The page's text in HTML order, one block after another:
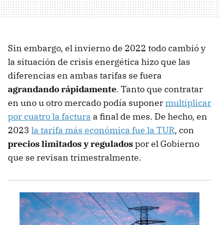
Sin embargo, el invierno de 2022 todo cambió y
la situación de crisis energética hizo que las
diferencias en ambas tarifas se fuera
agrandando rápidamente. Tanto que contratar
en uno u otro mercado podía suponer multiplicar
por cuatro la factura a final de mes. De hecho, en
2023 la tarifa más económica fue la TUR, con
precios limitados y reguladospor el Gobierno
que se revisan trimestralmente.